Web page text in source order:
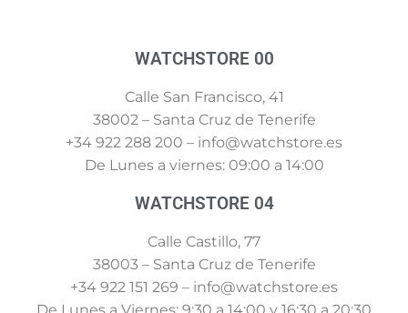
WATCHSTORE 00
Calle San Francisco, 41
38002 – Santa Cruz de Tenerife
+34 922 288 200 – info@watchstore.es
De Lunes a viernes: 09:00 a 14:00
WATCHSTORE 04
Calle Castillo, 77
38003 – Santa Cruz de Tenerife
+34 922 151 269 – info@watchstore.es
De Lunes a Viernes: 9:30 a 14:00 y 16:30 a 20:30